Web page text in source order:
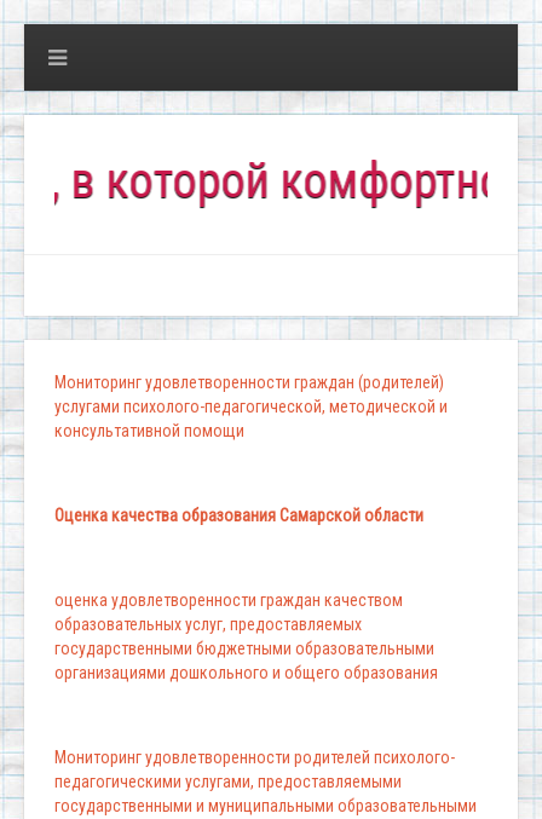
комфортно всем!"
Мониторинг удовлетворенности граждан (родителей)
услугами психолого-педагогической, методической и
консультативной помощи
Оценка качества образования Самарской области
оценка удовлетворенности граждан качеством
образовательных услуг, предоставляемых
государственными бюджетными образовательными
организациями дошкольного и общего образования
Мониторинг удовлетворенности родителей психолого-
педагогическими услугами, предоставляемыми
государственными и муниципальными образовательными